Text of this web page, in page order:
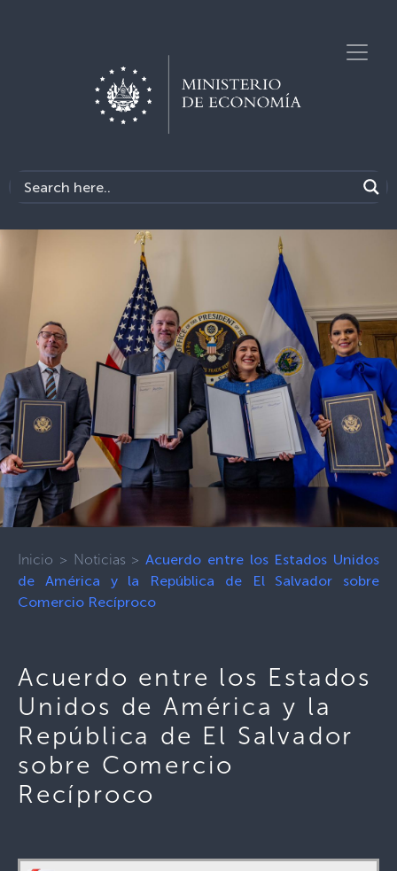
Inicio > Noticias > Acuerdo entre los Estados Unidos
de América y la República de El Salvador sobre
Comercio Recíproco
Acuerdo entre los Estados
Unidos de América y la
República de El Salvador
sobre Comercio
Recíproco